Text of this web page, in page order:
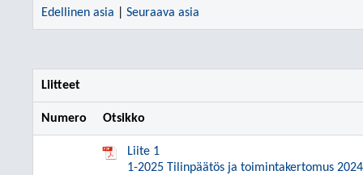
Edellinen asia Seuraava asia
Liitteet
Numero Otsikko
Liite 1
1-2025 Tilinpäätös ja toimintakertomus 2024